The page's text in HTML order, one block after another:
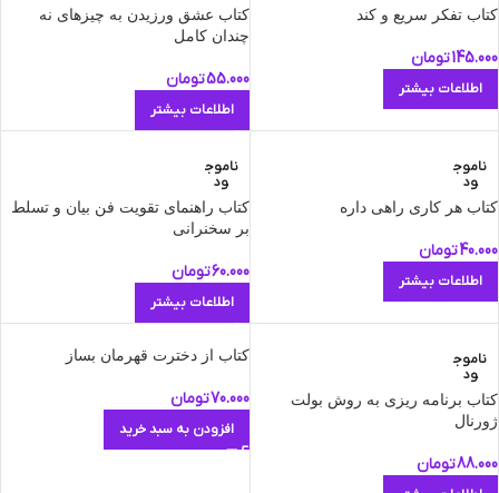
کتاب تفکر سریع و کند
145.000تومان
اطلاعات بیشتر
کتاب عشق ورزیدن به چیزهای نه
‌چندان كامل
55.000تومان
اطلاعات بیشتر
ناموج
ود
کتاب هر کاری راهی داره
40.000تومان
اطلاعات بیشتر
ناموج
ود
کتاب راهنمای تقویت فن بیان و تسلط
بر سخنرانی
60.000تومان
اطلاعات بیشتر
ناموج
ود
کتاب برنامه ریزی به روش بولت
ژورنال
88.000تومان
کتاب از دخترت قهرمان بساز
70.000تومان
افزودن به سبد خرید